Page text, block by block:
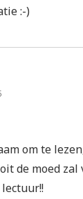
:-)
om te
de moed